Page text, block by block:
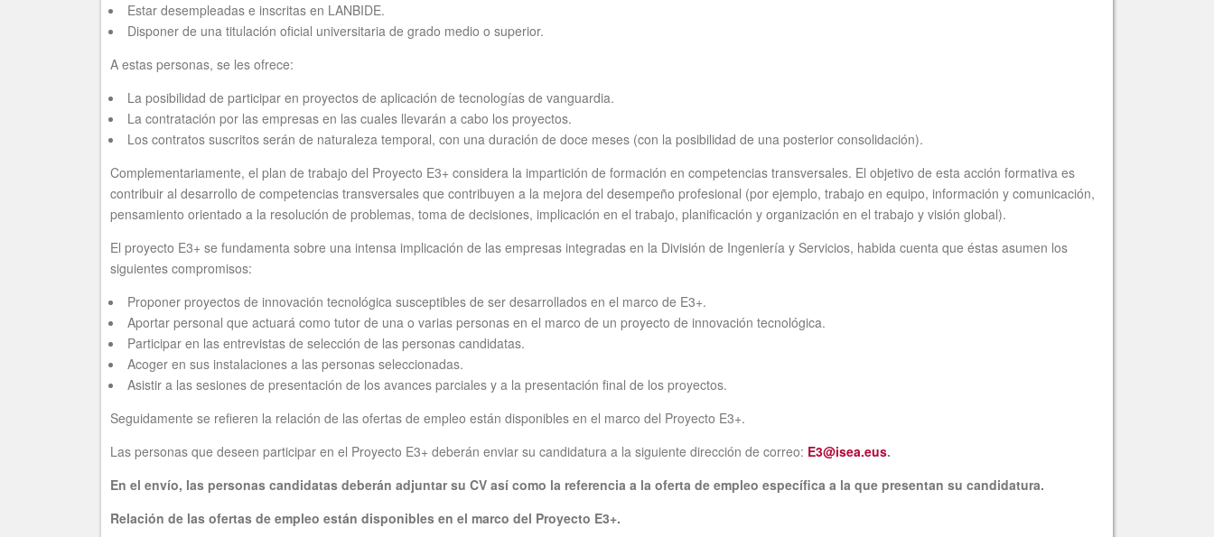
Estar desempleadas e inscritas en LANBIDE.
Disponer de una titulación oficial universitaria de grado medio o superior.
A estas personas, se les ofrece:
La posibilidad de participar en proyectos de aplicación de tecnologías de vanguardia.
La contratación por las empresas en las cuales llevarán a cabo los proyectos.
Los contratos suscritos serán de naturaleza temporal, con una duración de doce meses (con la posibilidad de una posterior consolidación).
Complementariamente, el plan de trabajo del Proyecto E3+ considera la impartición de formación en competencias transversales. El objetivo de esta acción formativa es
contribuir al desarrollo de competencias transversales que contribuyen a la mejora del desempeño profesional (por ejemplo, trabajo en equipo, información y comunicación,
pensamiento orientado a la resolución de problemas, toma de decisiones, implicación en el trabajo, planificación y organización en el trabajo y visión global).
El proyecto E3+ se fundamenta sobre una intensa implicación de las empresas integradas en la División de Ingeniería y Servicios, habida cuenta que éstas asumen los
siguientes compromisos:
Proponer proyectos de innovación tecnológica susceptibles de ser desarrollados en el marco de E3+.
Aportar personal que actuará como tutor de una o varias personas en el marco de un proyecto de innovación tecnológica.
Participar en las entrevistas de selección de las personas candidatas.
Acoger en sus instalaciones a las personas seleccionadas.
Asistir a las sesiones de presentación de los avances parciales y a la presentación final de los proyectos.
Seguidamente se refieren la relación de las ofertas de empleo están disponibles en el marco del Proyecto E3+.
Las personas que deseen participar en el Proyecto E3+ deberán enviar su candidatura a la siguiente dirección de correo: E3@isea.eus.
En el envío, las personas candidatas deberán adjuntar su CV así como la referencia a la oferta de empleo específica a la que presentan su candidatura.
Relación de las ofertas de empleo están disponibles en el marco del Proyecto E3+.